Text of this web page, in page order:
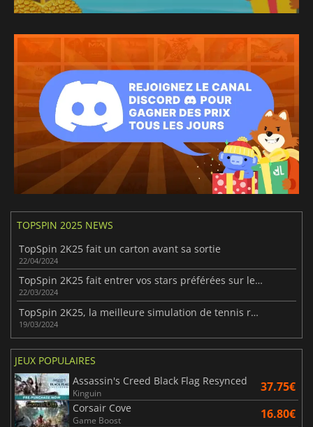
TOPSPIN 2025 NEWS
TopSpin 2K25 fait un carton avant sa sortie
22/04/2024
TopSpin 2K25 fait entrer vos stars préférées sur le terrain
22/03/2024
TopSpin 2K25, la meilleure simulation de tennis revient le mois prochain
19/03/2024
JEUX POPULAIRES
Assassin's Creed Black Flag Resynced
Kinguin 37.75€
Corsair Cove
Game Boost 16.80€